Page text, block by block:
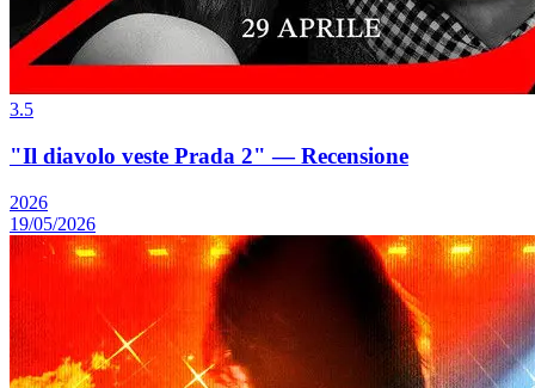
3.5
"Il diavolo veste Prada 2" — Recensione
2026
19/05/2026